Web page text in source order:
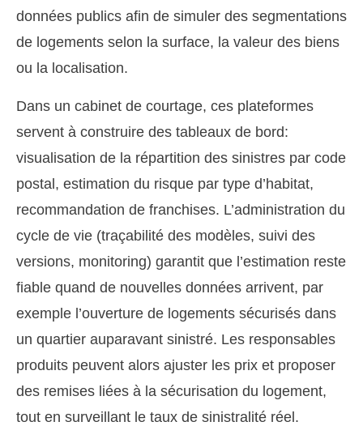
données publics afin de simuler des segmentations
de logements selon la surface, la valeur des biens
ou la localisation.
Dans un cabinet de courtage, ces plateformes
servent à construire des tableaux de bord:
visualisation de la répartition des sinistres par code
postal, estimation du risque par type d’habitat,
recommandation de franchises. L’administration du
cycle de vie (traçabilité des modèles, suivi des
versions, monitoring) garantit que l’estimation reste
fiable quand de nouvelles données arrivent, par
exemple l’ouverture de logements sécurisés dans
un quartier auparavant sinistré. Les responsables
produits peuvent alors ajuster les prix et proposer
des remises liées à la sécurisation du logement,
tout en surveillant le taux de sinistralité réel.